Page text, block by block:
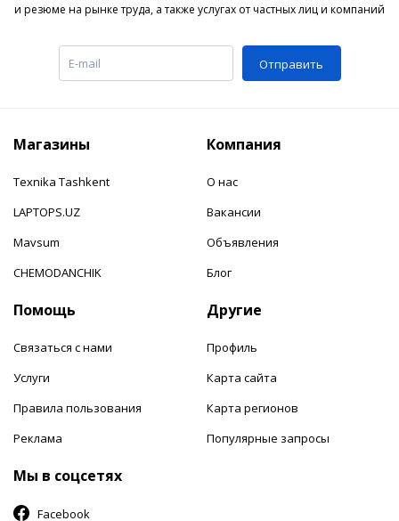
и резюме на рынке труда, а также услугах от частных лиц и компаний
Отправить
Магазины
Texnika Tashkent
LAPTOPS.UZ
Mavsum
CHEMODANCHIK
Компания
О нас
Вакансии
Объявления
Блог
Помощь
Связаться с нами
Услуги
Правила пользования
Реклама
Другие
Профиль
Карта сайта
Карта регионов
Популярные запросы
Мы в соцсетях
Facebook